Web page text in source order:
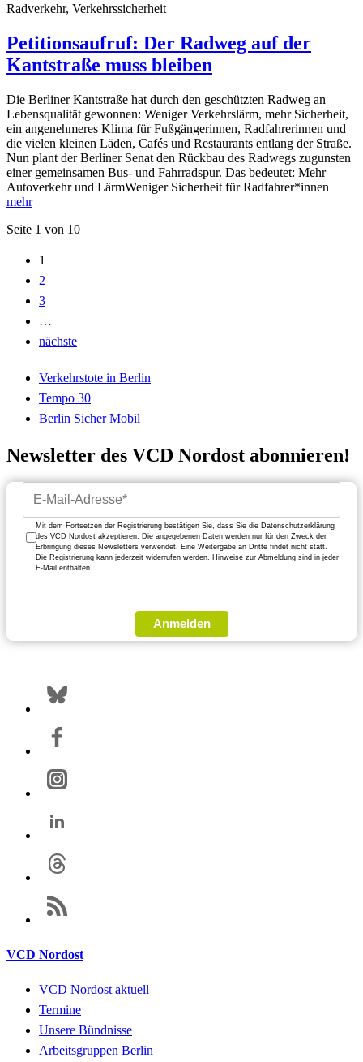
Radverkehr, Verkehrssicherheit
Petitionsaufruf: Der Radweg auf der
Kantstraße muss bleiben
Die Berliner Kantstraße hat durch den geschützten Radweg an
Lebensqualität gewonnen: Weniger Verkehrslärm, mehr Sicherheit,
ein angenehmeres Klima für Fußgängerinnen, Radfahrerinnen und
die vielen kleinen Läden, Cafés und Restaurants entlang der Straße.
Nun plant der Berliner Senat den Rückbau des Radwegs zugunsten
einer gemeinsamen Bus- und Fahrradspur. Das bedeutet: Mehr
Autoverkehr und LärmWeniger Sicherheit für Radfahrer*innen
mehr
Seite 1 von 10
1
2
3
…
nächste
Verkehrstote in Berlin
Tempo 30
Berlin Sicher Mobil
Newsletter des VCD Nordost abonnieren!
Mit dem Fortsetzen der Registrierung bestätigen Sie, dass Sie die Datenschutzerklärung
des VCD Nordost akzeptieren. Die angegebenen Daten werden nur für den Zweck der
Erbringung dieses Newsletters verwendet. Eine Weitergabe an Dritte findet nicht statt.
Die Registrierung kann jederzeit widerrufen werden. Hinweise zur Abmeldung sind in jeder
E-Mail enthalten.
Anmelden
VCD Nordost
VCD Nordost aktuell
Termine
Unsere Bündnisse
Arbeitsgruppen Berlin